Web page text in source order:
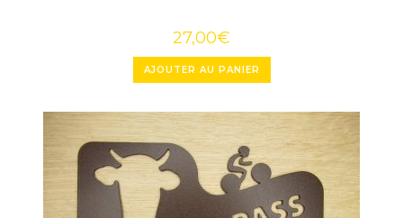
27,00€
AJOUTER AU PANIER